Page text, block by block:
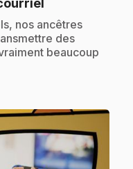
nos ancêtres
des
beaucoup